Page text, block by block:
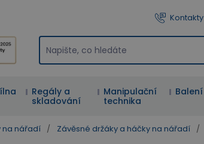
Kontakty
Regály a
skladování
Manipulační
technika
Balení
na nářadí / Závěsné držáky a háčky na nářadí /